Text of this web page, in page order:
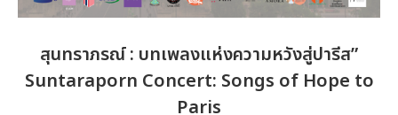
สุนทราภรณ์ : บทเพลงแห่งความหวังสู่ปารีส”
Suntaraporn Concert: Songs of Hope to
Paris